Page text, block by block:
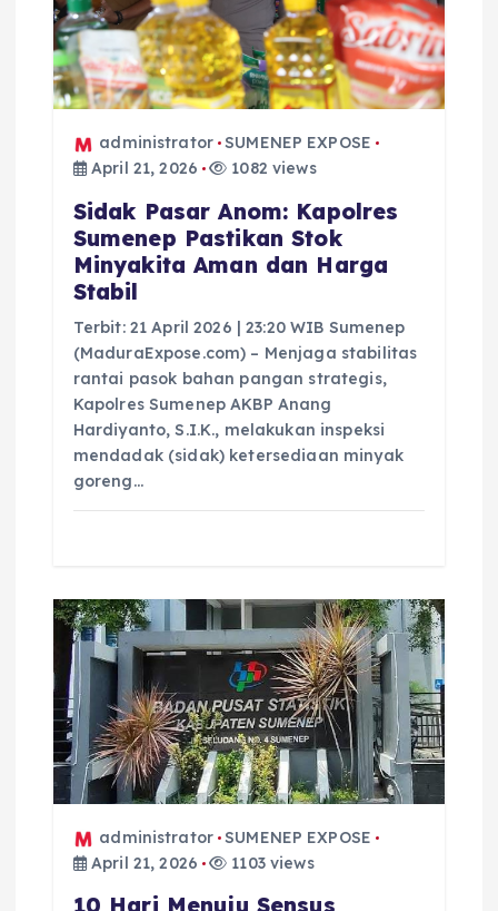
administrator SUMENEP EXPOSE
April 21, 2026
1082 views
Sidak Pasar Anom: Kapolres
Sumenep Pastikan Stok
Minyakita Aman dan Harga
Stabil
Terbit: 21 April 2026 | 23:20 WIB Sumenep
(MaduraExpose.com) – Menjaga stabilitas
rantai pasok bahan pangan strategis,
Kapolres Sumenep AKBP Anang
Hardiyanto, S.I.K., melakukan inspeksi
mendadak (sidak) ketersediaan minyak
goreng…
administrator SUMENEP EXPOSE
April 21, 2026
1103 views
10 Hari Menuju Sensus